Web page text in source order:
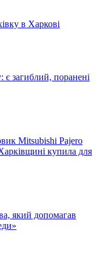
в Харкові
є загиблий, поранені
Mitsubishi Pajero
купила для
який допомагав